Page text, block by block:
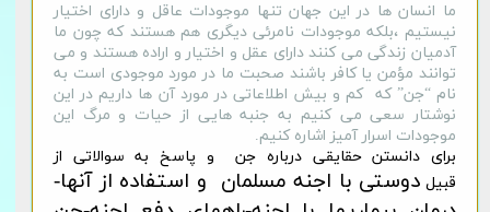
ما انسان ها در این جهان تنها موجودات عاقل و دارای اختیار
نیستیم ،بلکه موجودات نامرئی دیگری هم هستند که چون ما
آدمیان زندگی می کنند دارای عقل و اختیار و اراده هستند و می
توانند مؤمن یا کافر باشند صحبت ما در مورد موجودی است به
نام “جن” که کم و بیش اطلاعاتی در مورد آن ها داریم در این
نوشتار سعی می کنیم به جنبه هایی از حیات و مرگ این
موجودات اسرار آمیز اشاره کنیم.
برای دانستن حقایقی درباره جن و پاسخ به سوالاتی از
قبیل دوستی با اجنه مسلمان و استفاده از آنها-